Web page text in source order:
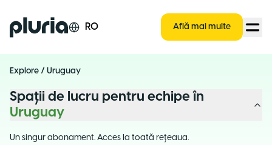
Logo Pluria RO Află mai multe
Explore / Uruguay
Spații de lucru pentru echipe în
Uruguay
Un singur abonament. Acces la toată rețeaua.